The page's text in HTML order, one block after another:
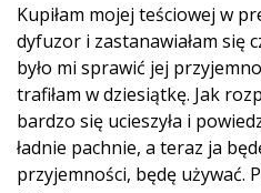
Kupiłam mojej teściowej w
dyfuzor i zastanawiałam się
było mi sprawić jej
trafiłam w dziesiątkę. Jak
bardzo się ucieszyła i
ładnie pachnie, a teraz ja
przyjemności, będę używać.